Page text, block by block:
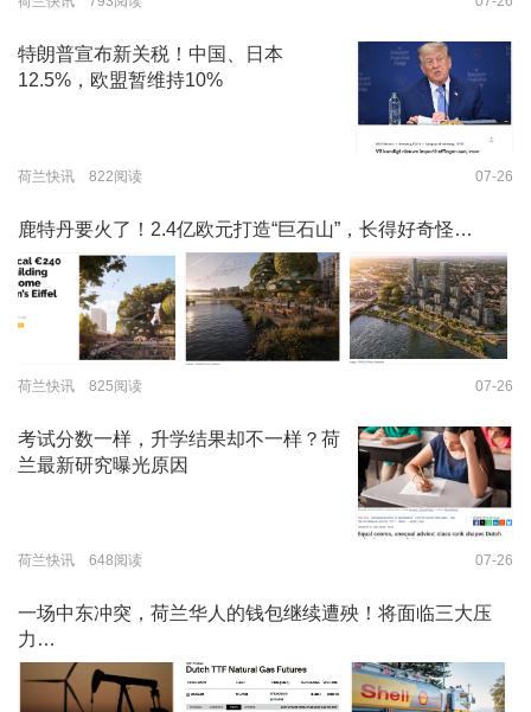
特朗普宣布新关税！中国、日本
12.5%，欧盟暂维持10%
荷兰快讯 822阅读 07-26
鹿特丹要火了！2.4亿欧元打造“巨石山”，长得好奇怪…
荷兰快讯 825阅读 07-26
考试分数一样，升学结果却不一样？荷
兰最新研究曝光原因
荷兰快讯 648阅读 07-26
一场中东冲突，荷兰华人的钱包继续遭殃！将面临三大压
力…